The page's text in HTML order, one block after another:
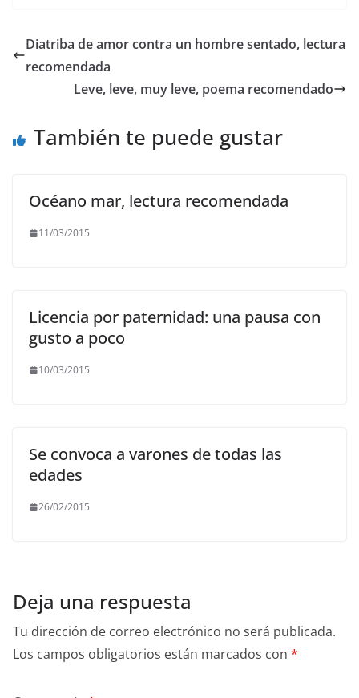
e
b
k
er l s
p
gr
m
y
n
Diatriba de amor contra un hombre sentado, lectura
recomendada
Leve, leve, muy leve, poema recomendado
También te puede gustar
Océano mar, lectura recomendada
11/03/2015
Licencia por paternidad: una pausa con
gusto a poco
10/03/2015
Se convoca a varones de todas las
edades
26/02/2015
Deja una respuesta
Tu dirección de correo electrónico no será publicada.
Los campos obligatorios están marcados con *